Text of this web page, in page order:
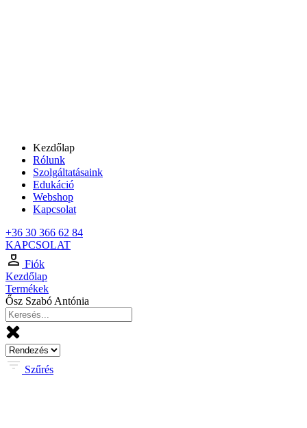
Kezdőlap
Rólunk
Szolgáltatásaink
Edukáció
Webshop
Kapcsolat
+36 30 366 62 84
KAPCSOLAT
Fiók
Kezdőlap
Termékek
Ősz Szabó Antónia
Szűrés